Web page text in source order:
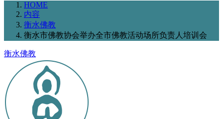
HOME
内容
衡水佛教
衡水市佛教协会举办全市佛教活动场所负责人培训会
衡水佛教